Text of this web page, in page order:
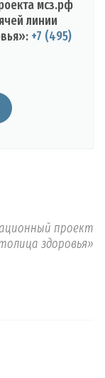
мсз.рф
линии
+7 (495)
проект
здоровья»